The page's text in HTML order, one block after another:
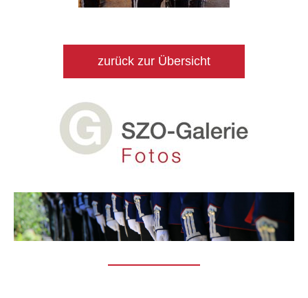
zurück zur Übersicht